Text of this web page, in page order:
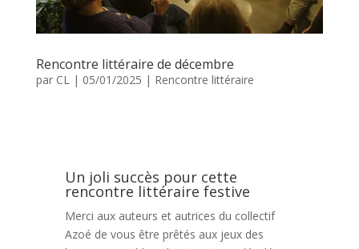
Rencontre littéraire de décembre
par CL| 05/01/2025 | Rencontre littéraire
Un joli succès pour cette
rencontre littéraire festive
Merci aux auteurs et autrices du collectif
Azoé de vous être prêtés aux jeux des